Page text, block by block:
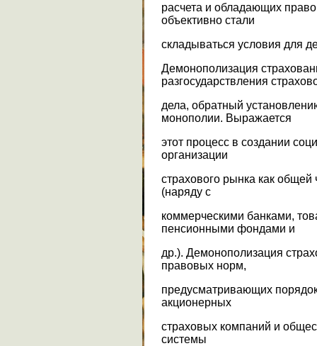
расчета и обладающих
объективно стали
складываться условия для
Демонополизация
разгосударствления
дела, обратный
монополии. Выражается
этот процесс в создании
организации
страхового рынка как
(наряду с
коммерческими банками,
пенсионными фондами и
др.). Демонополизация
правовых норм,
предусматривающих
акционерных
страховых компаний и
системы